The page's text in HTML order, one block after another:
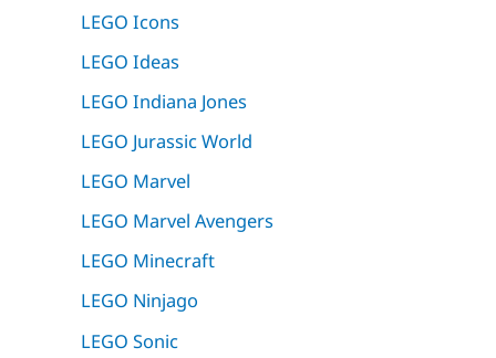
LEGO Icons
LEGO Ideas
LEGO Indiana Jones
LEGO Jurassic World
LEGO Marvel
LEGO Marvel Avengers
LEGO Minecraft
LEGO Ninjago
LEGO Sonic